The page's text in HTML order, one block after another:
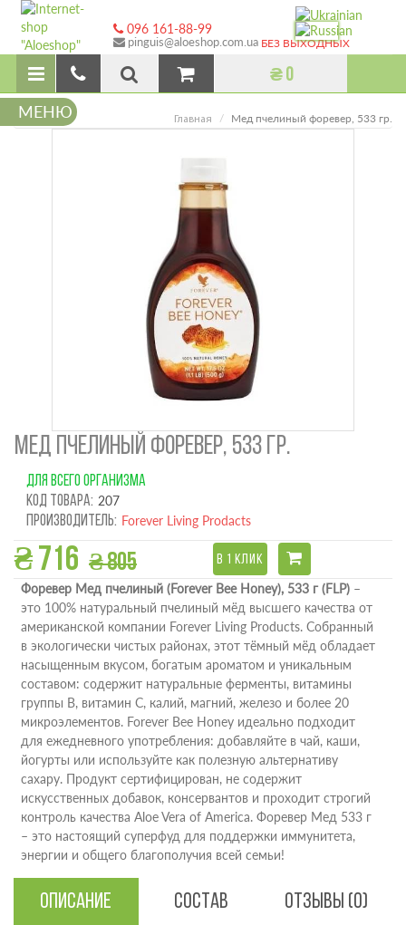
096 161-88-99
pinguis@aloeshop.com.ua БЕЗ ВЫХОДНЫХ
₴ 0
МЕНЮ Главная Мед пчелиный форевер, 533 гр.
МЕД ПЧЕЛИНЫЙ ФОРЕВЕР, 533 ГР.
ДЛЯ ВСЕГО ОРГАНИЗМА
Код товара: 207
Производитель: Forever Living Prodacts
₴ 716 ₴ 805 В 1 КЛИК
Форевер Мед пчелиный (Forever Bee Honey), 533 г (FLP) –
это 100% натуральный пчелиный мёд высшего качества от
американской компании Forever Living Products. Собранный
в экологически чистых районах, этот тёмный мёд обладает
насыщенным вкусом, богатым ароматом и уникальным
составом: содержит натуральные ферменты, витамины
группы B, витамин C, калий, магний, железо и более 20
микроэлементов. Forever Bee Honey идеально подходит
для ежедневного употребления: добавляйте в чай, каши,
йогурты или используйте как полезную альтернативу
сахару. Продукт сертифицирован, не содержит
искусственных добавок, консервантов и проходит строгий
контроль качества Aloe Vera of America. Форевер Мед 533 г
– это настоящий суперфуд для поддержки иммунитета,
энергии и общего благополучия всей семьи!
Описание Состав Отзывы (0)